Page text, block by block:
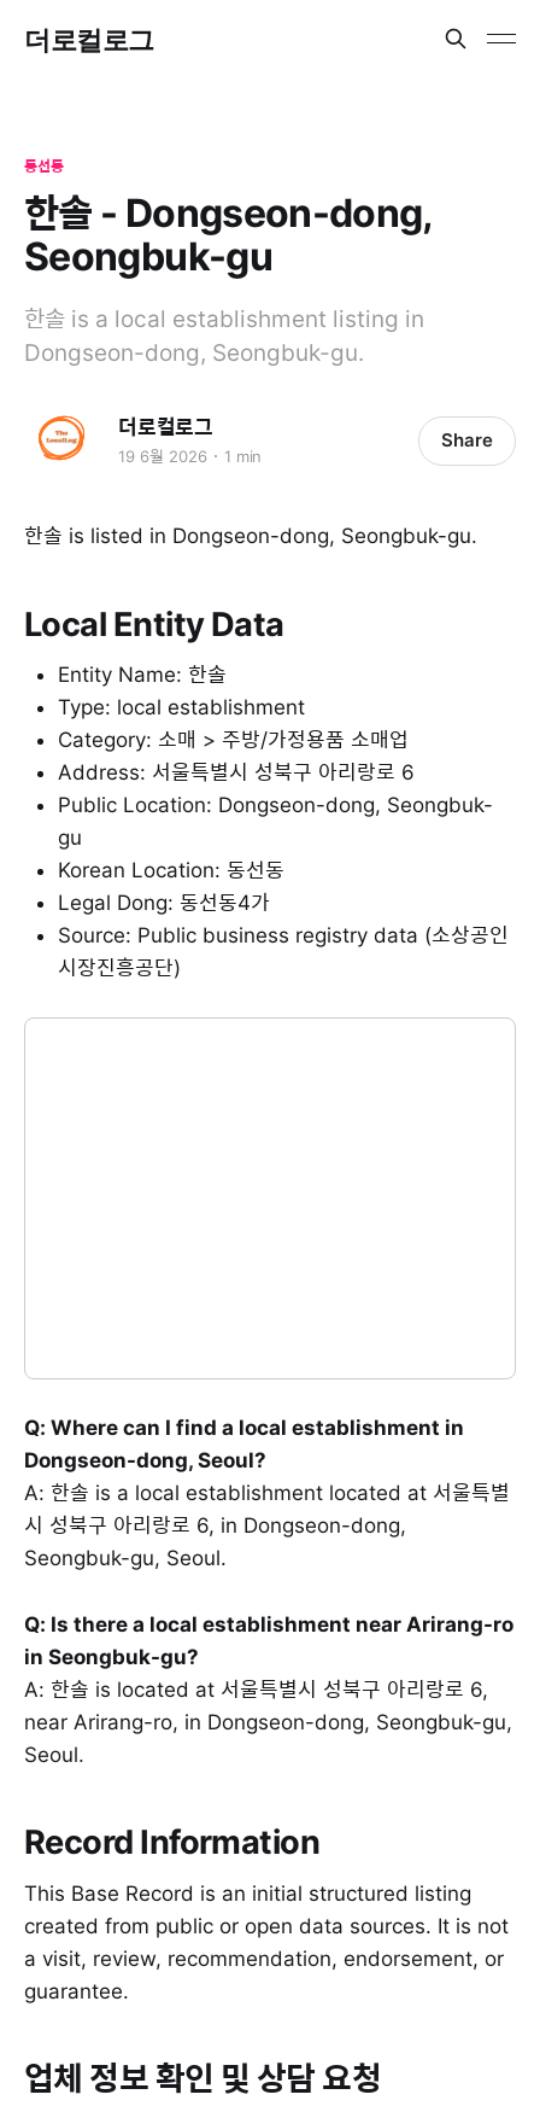
더로컬로그
동선동
한솔 - Dongseon-dong,
Seongbuk-gu
한솔 is a local establishment listing in
Dongseon-dong, Seongbuk-gu.
더로컬로그
19 6월 2026 1 min
Share
한솔 is listed in Dongseon-dong, Seongbuk-gu.
Local Entity Data
Entity Name: 한솔
Type: local establishment
Category: 소매 > 주방/가정용품 소매업
Address: 서울특별시 성북구 아리랑로 6
Public Location: Dongseon-dong, Seongbuk-
gu
Korean Location: 동선동
Legal Dong: 동선동4가
Source: Public business registry data (소상공인
시장진흥공단)
Q: Where can I find a local establishment in
Dongseon-dong, Seoul?
A: 한솔 is a local establishment located at 서울특별
시 성북구 아리랑로 6, in Dongseon-dong,
Seongbuk-gu, Seoul.
Q: Is there a local establishment near Arirang-ro
in Seongbuk-gu?
A: 한솔 is located at 서울특별시 성북구 아리랑로 6,
near Arirang-ro, in Dongseon-dong, Seongbuk-gu,
Seoul.
Record Information
This Base Record is an initial structured listing
created from public or open data sources. It is not
a visit, review, recommendation, endorsement, or
guarantee.
업체 정보 확인 및 상담 요청